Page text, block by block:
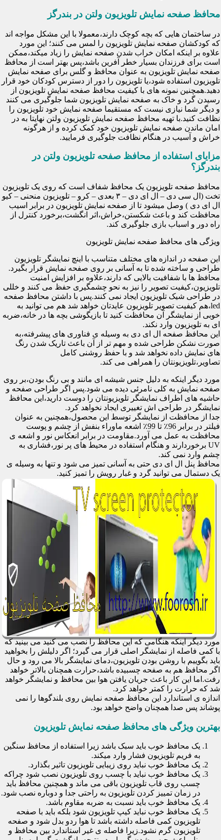
محافظ صفحه نمایش تلویزیون ولتن در بندرگز
در ساختمان هایی که بچه کوچک دارند،معمولا با این مشکل مواجه اند
که کودکشان صفحه نمایش تلویزیون را لمس می کنند؛ این مورد
علاوه بر اینکه امکان خراب شدن صفحه نمایش را زیاد میکند،ممکن
است برای فرزندان بسیار خطر آفرین باشد،پس بهتر است از محافظ
صفحه نمایش تلویزیون به عنوان محافظ و گلس برای صفحه نمایش
تلویزیون استفاده شود،یا تلویزیون را دور از دسترس کودکان خود قرار
دهید.همچنین نمونه های با کیفیت محافظ صفحه نمایش تلویزیون از
رسیدن گرد و خاک به صفحه نمایش تلویزیون شما جلوگیری می کنند
و دیگر شما نیازی نیست که مستقیما صفحه نمایش خود تلویزیون را
نظافت کنید.با تهیه محافظ صفحه نمایش تلویزیون ولتن نهایتا به در
امان ماندن صفحه نمایش تلویزیون خود کمک کرده و از هرگونه
خراش و آسیب در هنگام نظافت جلوگیری فرمایید.
مزایای استفاده از محافظ صفحه تلویزیون ولتن در
بندرگز؟
محافظ صفحه تلویزیون یک محافظ شفاف است که روی یک تلویزیون
تخت (ال سی دی – ال ای دی – ۳ بعدی – کرو – تلویزیون منحنی – کیو
ال ای دی ) وصل میشود تا از صفحه نمایش تلویزیون در برابر اسیب
محافظت کند و باعث شکستن،خراش،اثر انگشت،برخورد کنترل از
راه دور و اسباب بازی جلوگیری کند.
ویژگی های محافظ صفحه نمایش تلویزیون
این صفحه در اندازه های مختلف متناسب با اینچ نمایشگر تلویزیون
طراحی و ساخته شده تا به آسانی بر روی صفحه نمایش قرار بگیرد.
محافظ ها با شفافیت بالایی که دارند،علاوه بر افزایش امنیت
تلویزیون،کیفیت تصویر را نیز به نحو چشمگیری حفظ می کنند و خللی
در طراحی شیک تلویزیون ایجاد نمی کنند.پس با داشتن محافظ صفحه
led،هم کیفیت تصویر تلویزیون عایدتان خواهد شد هم می توانید به
خوبی از نمایشگر آن محافظت کنید تا بازیگوشی بچه ها در خانه،ضربه
ای به تلویزیون وارد نکند.
این محافظ صفحه ال ای دی به وسیله ی فناوری های پیشرفته،به
صورت نشکن طراحی شده و مهم تر از آن باعث تاریک شدن رنگ
های نمایش داده نخواهد شد و با حفظ روشنی کامل
تصاویر،تلویزیونتان را همراهی می کند.
مورد دیگر اینکه به دلیل جنس شیشه ای مانند و بی رنگ بودن،بر روی
صفحه نمایش به کلی نامرئی دیده می شود.پس اگر طراحی صفحه و
حاشیه های اطراف نمایشگر تلویزیونتان را دوست دارید،این محافظ
نمایشگر در طراحی اش تغییری ایجاد نخواهد کرد.
جدا از محافظت از نمایشگر توسط این محصول،همچنین به عنوان
فیلتر در برابر 96٪ تا 99٪ اشعه ماوراء بنفش از چشم و پوست
محافظت به عمل می آورد.مقاومت در برابر انعکاس نور و اشعه ی
UV برخوردارند و هنگام استفاده در محیط های پر نور،فشاری به
چشم وارد نمی کند.
محافظ پنل ال ای دی حتی به آسانی تمیز می شود و تنها به وسیله ی
یک دستمال می توانید گرد و غبار رویش را تمیز کنید.
مورد دیگر اینکه هنگامی که این محافظ را نصب می کنید می بینید که
با کمی فاصله از نمایشگر اصلی قرار می گیرد؛ اگر دلیلش را بخواهید
باید بگوییم با روشن بودن تلویزیون،دمای نمایشگر بالا می رود و حال
اگر محافظ هم به صفحه چسبیده باشد،حرارت همچنان بالاتر خواهد
رفت.اما این کار باعث جریان یافتن هوا بین محافظ و نمایشگر خواهد
شد که حرارت را کمتر خواهد کرد.
اندازه ی استاندارد این محافظ صفحه نمایش روی بلندگوها را نمی
پوشاند پس صدا همچنان واضح خواهد بود.
بهترین ویژگی های محافظ صفحه نمایش تلویزیون
یک محافظ خوب باید سبک باشد زیرا استفاده از محافظ سنگین
به فریم تلویزیون فشار وارد میکند.
یک محافظ خوب نباید روی زیبایی تلویزیون تاثیر بگذارد.
یک محافظ خوب نباید با چسب روی تلویزیون نصب شود چراکه
چسب روی قاب تلویزیون باقی می ماند و همچنین محافظ باید
در زمان تمییز کردن تلویزیون به راحتی جدا و دوباره نصب شود.
یک محافظ خوب باید نسبت به ضربه مقاوم باشد.
یک محافظ خوب نباید کیپ تلویزیون شود بلکه باید با صفحه
تلویزیون کمی فاصله داشته باشد تا هوا ردو بدل شود و صفحه
تلویزیون گرم نشود.زیرا فاصله ی غیر استاندارد بین محافظ و